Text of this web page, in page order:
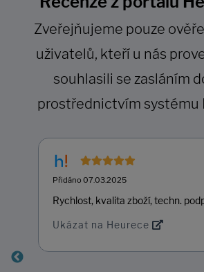
Zveřejňujeme pouze
uživatelů, kteří u nás
souhlasili se zasláním
prostřednictvím systému
Přidáno 07.03.2025
Rychlost, kvalita zboží, techn.
Ukázat na Heurece